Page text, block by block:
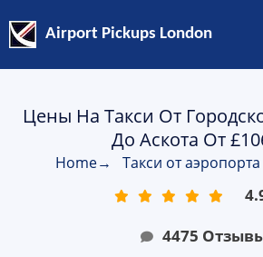
Airport Pickups London
Цены На Такси От
До Аскота От
Home→ Такси от
4475